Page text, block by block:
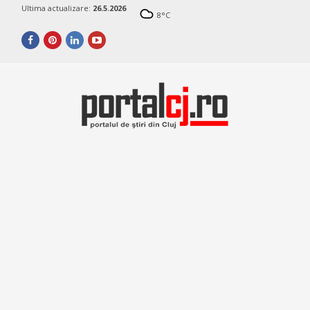
Ultima actualizare: 26.5.2026
8°C